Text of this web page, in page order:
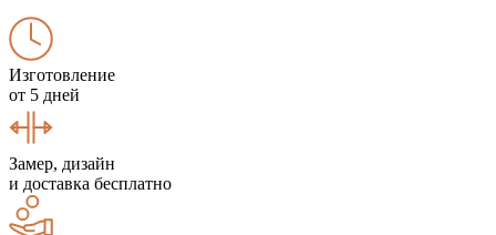
Изготовление
от 5 дней
Замер, дизайн
и доставка бесплатно